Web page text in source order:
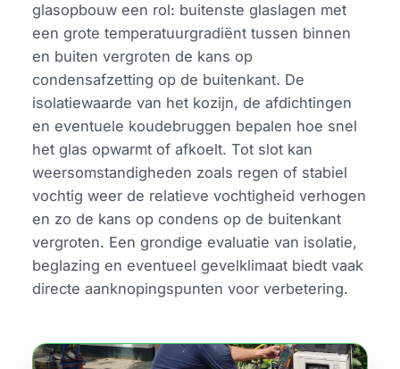
glasopbouw een rol: buitenste glaslagen met
een grote temperatuurgradiënt tussen binnen
en buiten vergroten de kans op
condensafzetting op de buitenkant. De
isolatiewaarde van het kozijn, de afdichtingen
en eventuele koudebruggen bepalen hoe snel
het glas opwarmt of afkoelt. Tot slot kan
weersomstandigheden zoals regen of stabiel
vochtig weer de relatieve vochtigheid verhogen
en zo de kans op condens op de buitenkant
vergroten. Een grondige evaluatie van isolatie,
beglazing en eventueel gevelklimaat biedt vaak
directe aanknopingspunten voor verbetering.